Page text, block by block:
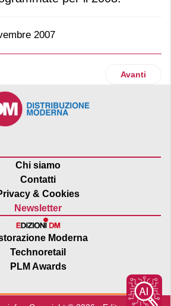
2007
Unieuro Articolo
Avanti
Chi siamo
Contatti
& Cookies
Newsletter
Moderna
Technoretail
PLM Awards